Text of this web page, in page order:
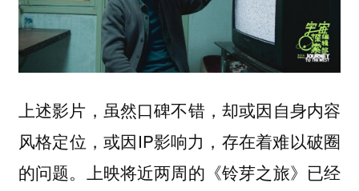
上述影片，虽然口碑不错，却或因自身内容
风格定位，或因IP影响力，存在着难以破圈
的问题。上映将近两周的 《铃芽之旅》已经